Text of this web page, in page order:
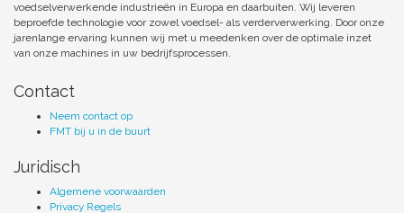
voedselverwerkende industrieën in Europa en daarbuiten. Wij leveren
beproefde technologie voor zowel voedsel- als verderverwerking. Door onze
jarenlange ervaring kunnen wij met u meedenken over de optimale inzet
van onze machines in uw bedrijfsprocessen.
Contact
Neem contact op
FMT bij u in de buurt
Juridisch
Algemene voorwaarden
Privacy Regels